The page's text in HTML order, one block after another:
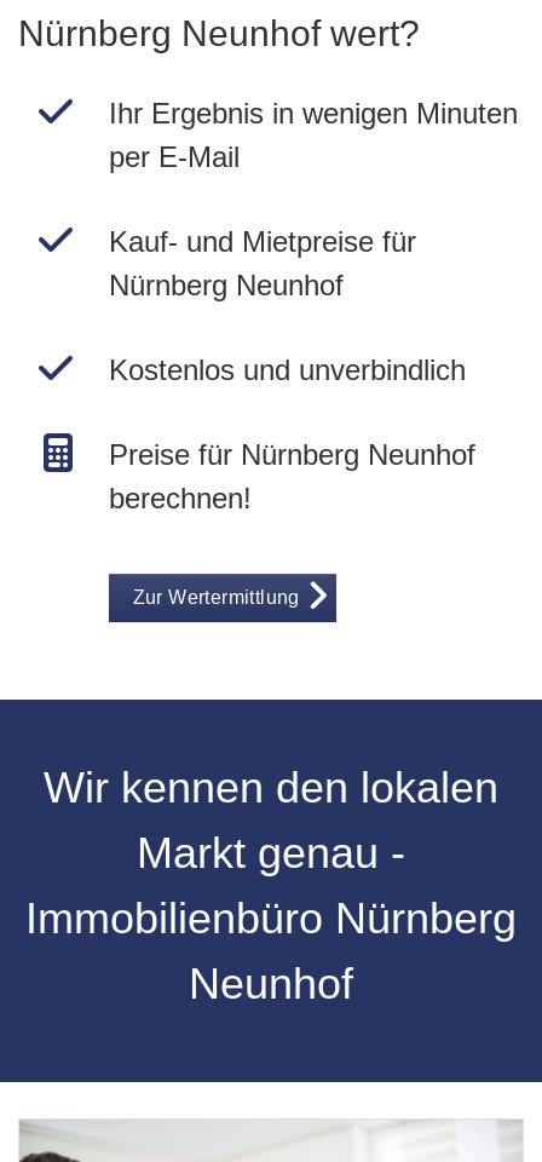
Nürnberg Neunhof wert?
Ihr Ergebnis in wenigen Minuten
per E-Mail
Kauf- und Mietpreise für
Nürnberg Neunhof
Kostenlos und unverbindlich
Preise für Nürnberg Neunhof
berechnen!
Zur Wertermittlung
Wir kennen den lokalen
Markt genau -
Immobilienbüro Nürnberg
Neunhof